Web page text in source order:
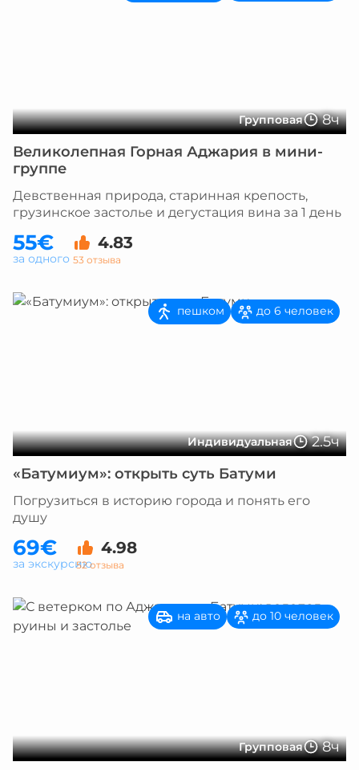
Групповая 8ч
Великолепная Горная Аджария в мини-
группе
Девственная природа, старинная крепость,
грузинское застолье и дегустация вина за 1 день
55€ 4.83
53 отзыва
за одного
Индивидуальная 2.5ч
пешком до 6 человек
«Батумиум»: открыть суть Батуми
Погрузиться в историю города и понять его
душу
69€ 4.98
52 отзыва
за экскурсию
Групповая 8ч
на авто до 10 человек